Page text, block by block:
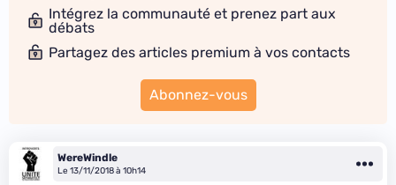
Intégrez la communauté et prenez part aux
débats
Partagez des articles premium à vos contacts
Abonnez-vous
WereWindle
Le 13/11/2018 à 10h14